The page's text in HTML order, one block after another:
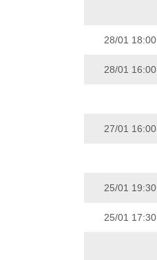
28/01 18:00
28/01 16:00
27/01 16:00
25/01 19:30
25/01 17:30